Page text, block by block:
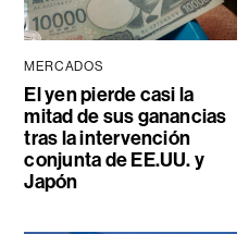
MERCADOS
El yen pierde casi la
mitad de sus ganancias
tras la intervención
conjunta de EE.UU. y
Japón